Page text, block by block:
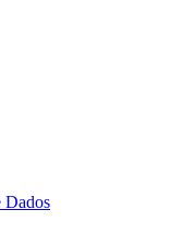
Dados